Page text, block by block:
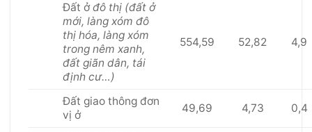
Đất ởđô thị (đất ở
mới, làng xóm đô
thị hóa, làng xóm
trong nêm xanh,
đất giãn dân, tái
định cư…)
554,59 52,82 4,9
Đất giao thông đơn
vị ở
49,69 4,73 0,4